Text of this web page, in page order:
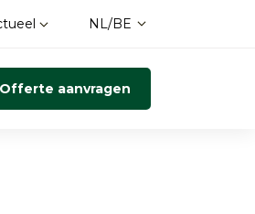
NL/BE
Offerte aanvragen